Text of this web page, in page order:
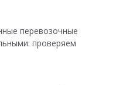
перевозочные
проверяем